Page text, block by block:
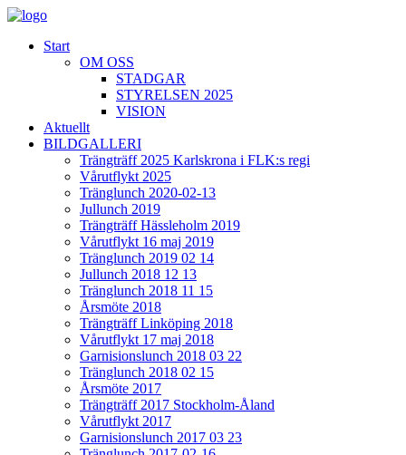
Start
OM OSS
STADGAR
STYRELSEN 2025
VISION
Aktuellt
BILDGALLERI
Trängträff 2025 Karlskrona i FLK:s regi
Vårutflykt 2025
Tränglunch 2020-02-13
Jullunch 2019
Trängträff Hässleholm 2019
Vårutflykt 16 maj 2019
Tränglunch 2019 02 14
Jullunch 2018 12 13
Tränglunch 2018 11 15
Årsmöte 2018
Trängträff Linköping 2018
Vårutflykt 17 maj 2018
Garnisionslunch 2018 03 22
Tränglunch 2018 02 15
Årsmöte 2017
Trängträff 2017 Stockholm-Åland
Vårutflykt 2017
Garnisionslunch 2017 03 23